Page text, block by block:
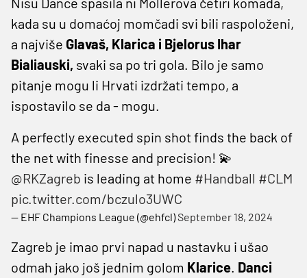
kada su u domaćoj momčadi svi bili raspoloženi,
a najviše Glavaš, Klarica i Bjelorus Ihar
Bialiauski, svaki sa po tri gola. Bilo je samo
pitanje mogu li Hrvati izdržati tempo, a
ispostavilo se da - mogu.
A perfectly executed spin shot finds the back of
the net with finesse and precision! 💫
@RKZagreb is leading at home #Handball #CLM
pic.twitter.com/bczulo3UWC
— EHF Champions League (@ehfcl)September 18, 2024
Zagreb je imao prvi napad u nastavku i ušao
odmah jako još jednim golom Klarice. Danci